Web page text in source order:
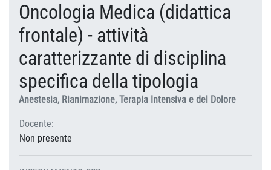
Oncologia Medica (didattica
frontale) - attività
caratterizzante di disciplina
specifica della tipologia
Anestesia, Rianimazione, Terapia Intensiva e del Dolore
Docente:
Non presente